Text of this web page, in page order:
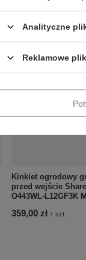
Kinkiet ogrodowy
przed wejście Share
O443WL-L12GF3K
359,00 zł / szt.
Analityczne
Reklamowe